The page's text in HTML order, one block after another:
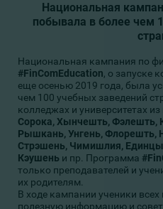
Национальная
побывала в более чем
Национальная кампания по
#FinComEducation , о запуске
еще осенью 2019 года, была
чем 100 учебных заведений
колледжах и университетах из
Сорока, Хынчешть, Фэлешть,
Рышкань, Унгень, Флорешть,
Стрэшень, Чимишлия,
Кэушень и пр. Программа
только преподавателей и
их родителям.
В ходе кампании ученики
полезную информацию и